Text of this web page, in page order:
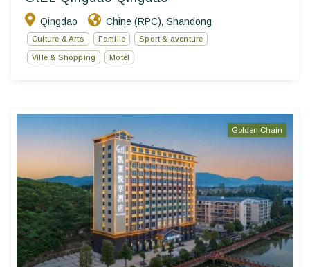
Qingdao Chine (RPC), Shandong
Culture & Arts Famille Sport & aventure
Ville & Shopping Motel
Golden Chain